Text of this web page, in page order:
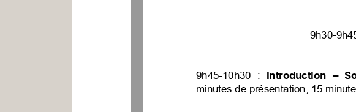
9h30-
9h45-10h30 : Introduction –
minutes de présentation, 15